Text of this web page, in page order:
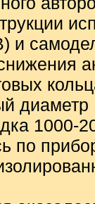
и
1000-
по